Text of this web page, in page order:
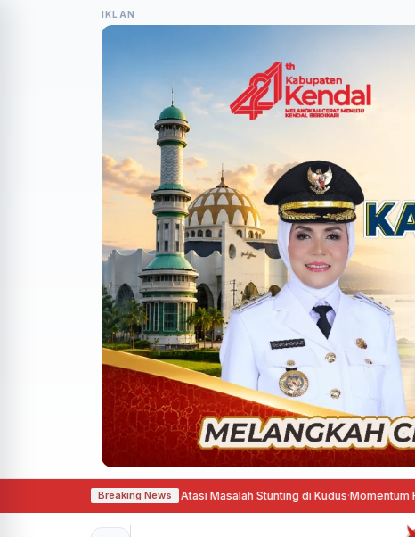
IKLAN
Breaking News
Gizine Bener Bantu Atasi Masalah Stunting di Kudus· Momentum Hari Jadi